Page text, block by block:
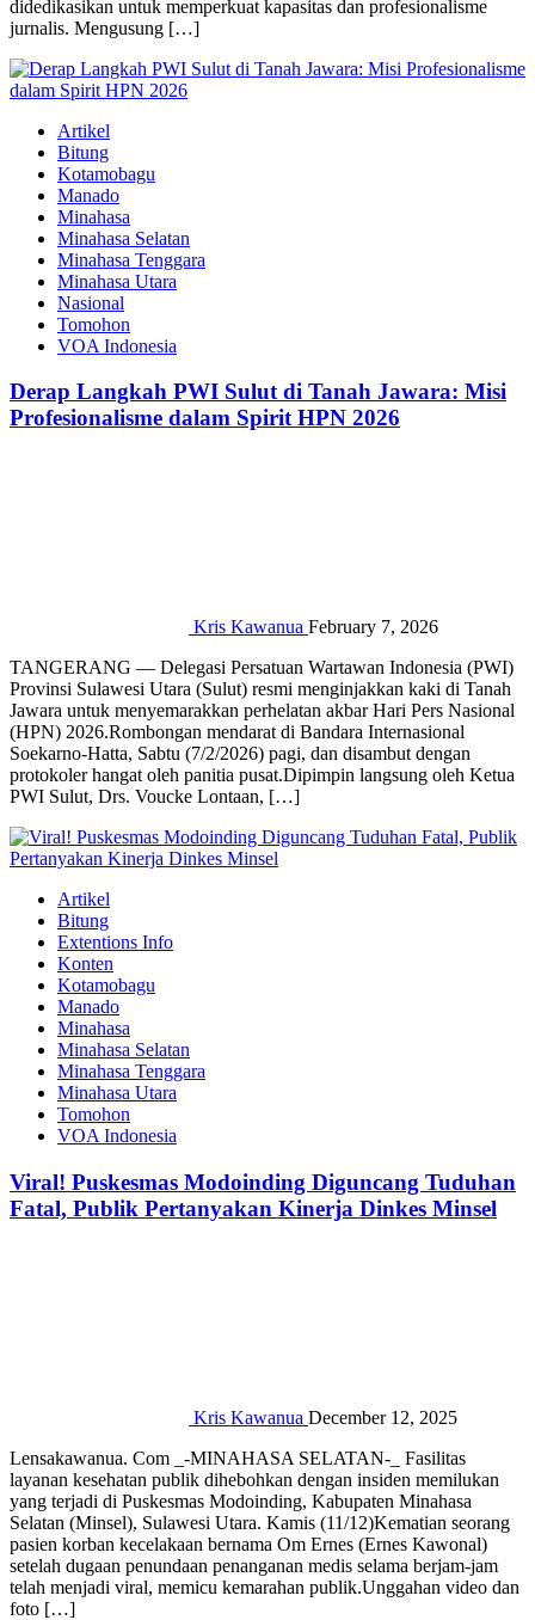
didedikasikan untuk memperkuat kapasitas dan profesionalisme
jurnalis.‎ Mengusung […]
Artikel
Bitung
Kotamobagu
Manado
Minahasa
Minahasa Selatan
Minahasa Tenggara
Minahasa Utara
Nasional
Tomohon
VOA Indonesia
Derap Langkah PWI Sulut di Tanah Jawara: Misi
Profesionalisme dalam Spirit HPN 2026‎‎
Kris Kawanua February 7, 2026
‎TANGERANG — Delegasi Persatuan Wartawan Indonesia (PWI)
Provinsi Sulawesi Utara (Sulut) resmi menginjakkan kaki di Tanah
Jawara untuk menyemarakkan perhelatan akbar Hari Pers Nasional
(HPN) 2026.‎‎Rombongan mendarat di Bandara Internasional
Soekarno-Hatta, Sabtu (7/2/2026) pagi, dan disambut dengan
protokoler hangat oleh panitia pusat.‎‎Dipimpin langsung oleh Ketua
PWI Sulut, Drs. Voucke Lontaan, […]
Artikel
Bitung
Extentions Info
Konten
Kotamobagu
Manado
Minahasa
Minahasa Selatan
Minahasa Tenggara
Minahasa Utara
Tomohon
VOA Indonesia
Viral! Puskesmas Modoinding Diguncang Tuduhan
Fatal, Publik Pertanyakan Kinerja Dinkes Minsel
Kris Kawanua December 12, 2025
Lensakawanua. Com _-MINAHASA SELATAN-_ Fasilitas
layanan kesehatan publik dihebohkan dengan insiden memilukan
yang terjadi di Puskesmas Modoinding, Kabupaten Minahasa
Selatan (Minsel), Sulawesi Utara. Kamis (11/12)‎‎Kematian seorang
pasien korban kecelakaan bernama Om Ernes (Ernes Kawonal)
setelah dugaan penundaan penanganan medis selama berjam-jam
telah menjadi viral, memicu kemarahan publik.‎‎Unggahan video dan
foto […]